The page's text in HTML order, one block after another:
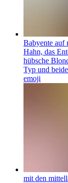
Babyente auf
Hahn, das
hübsche
Typ und
emoji
mit den